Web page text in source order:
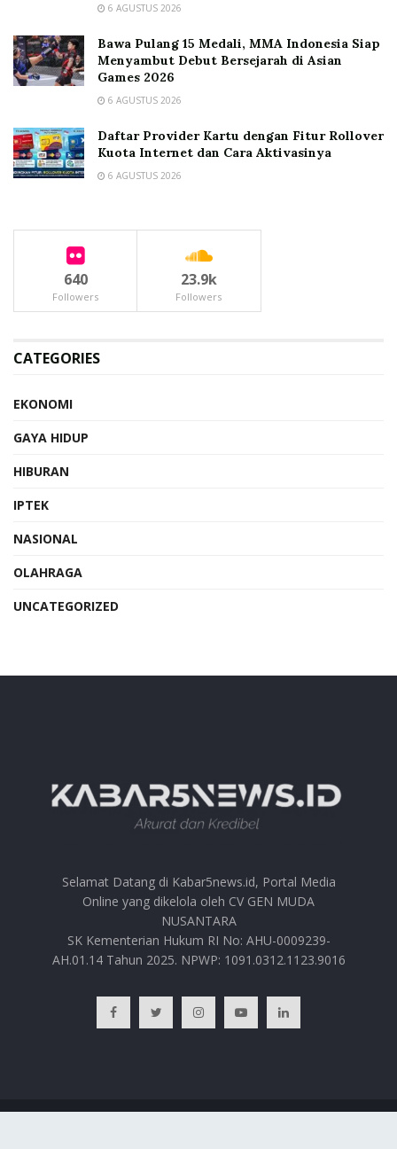
6 AGUSTUS 2026
Bawa Pulang 15 Medali, MMA Indonesia Siap
Menyambut Debut Bersejarah di Asian
Games 2026
6 AGUSTUS 2026
Daftar Provider Kartu dengan Fitur Rollover
Kuota Internet dan Cara Aktivasinya
6 AGUSTUS 2026
640
Followers
23.9k
Followers
CATEGORIES
EKONOMI
GAYA HIDUP
HIBURAN
IPTEK
NASIONAL
OLAHRAGA
UNCATEGORIZED
Selamat Datang di Kabar5news.id, Portal Media
Online yang dikelola oleh CV GEN MUDA
NUSANTARA
SK Kementerian Hukum RI No: AHU-0009239-
AH.01.14 Tahun 2025. NPWP: 1091.0312.1123.9016